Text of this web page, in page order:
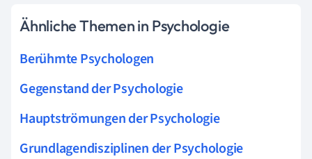
Ähnliche Themen in Psychologie
Berühmte Psychologen
Gegenstand der Psychologie
Hauptströmungen der Psychologie
Grundlagendisziplinen der Psychologie